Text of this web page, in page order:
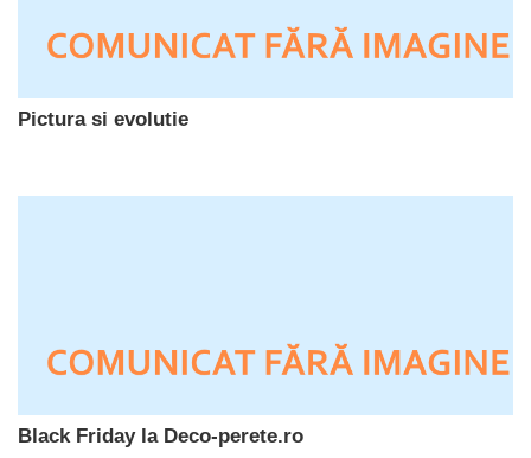
Pictura si evolutie
Black Friday la Deco-perete.ro